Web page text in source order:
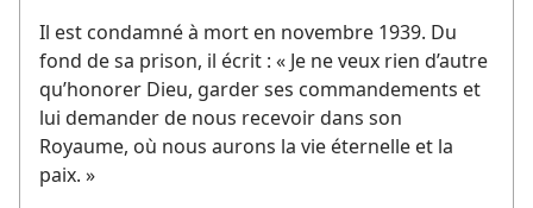
Il est condamné à mort en novembre 1939. Du
fond de sa prison, il écrit : « Je ne veux rien d’autre
qu’honorer Dieu, garder ses commandements et
lui demander de nous recevoir dans son
Royaume, où nous aurons la vie éternelle et la
paix. »